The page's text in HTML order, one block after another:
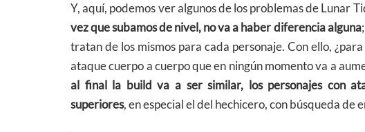
Y, aquí, podemos ver algunos de los problemas de Lunar
vez que subamos de nivel, no va a haber diferencia alguna
tratan de los mismos para cada personaje. Con ello,
ataque cuerpo a cuerpo que en ningún momento va a
al final la build va a ser similar, los personajes con
superiores, en especial el del hechicero, con búsqueda de